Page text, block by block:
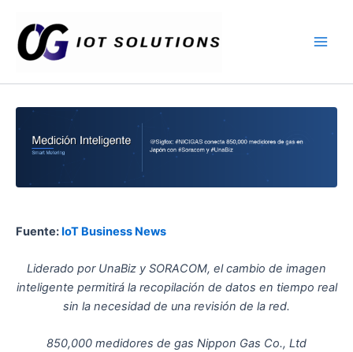
contenido
Fuente: IoT Business News
Liderado por UnaBiz y SORACOM, el cambio de imagen
inteligente permitirá la recopilación de datos en tiempo real
sin la necesidad de una revisión de la red.
850,000 medidores de gas Nippon Gas Co., Ltd